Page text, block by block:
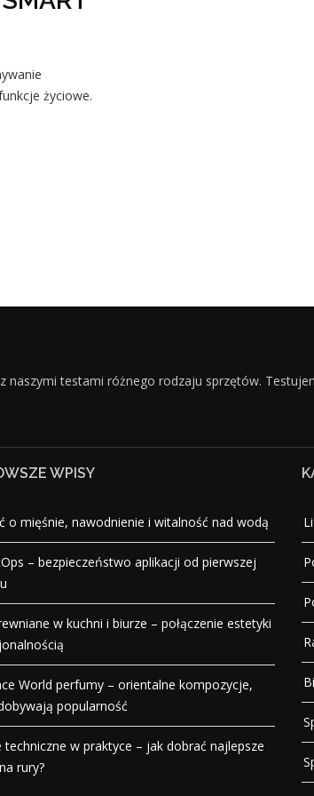
życiowe.
naszymi testami różnego rodzaju sprzętów.
WPISY
o mięśnie, nawodnienie i witalność nad wodą
– bezpieczeństwo aplikacji od pierwszej
w kuchni i biurze – połączenie estetyki
World perfumy – orientalne kompozycje,
popularność
techniczne w praktyce – jak dobrać najlepsze
rury?